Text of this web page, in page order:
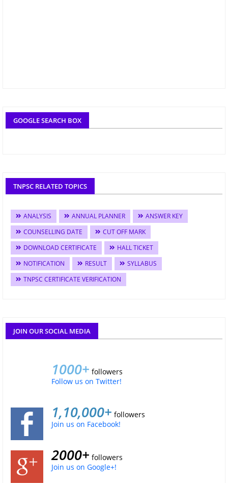
GOOGLE SEARCH BOX
TNPSC RELATED TOPICS
ANALYSIS ANNUAL PLANNER
ANSWER KEY
COUNSELLING DATE
CUT OFF MARK
DOWNLOAD CERTIFICATE
HALL TICKET
NOTIFICATION
RESULT
SYLLABUS
TNPSC CERTIFICATE VERIFICATION
JOIN OUR SOCIAL MEDIA
1000+ followers
Follow us on Twitter!
1,10,000+ followers
Join us on Facebook!
2000+ followers
Join us on Google+!